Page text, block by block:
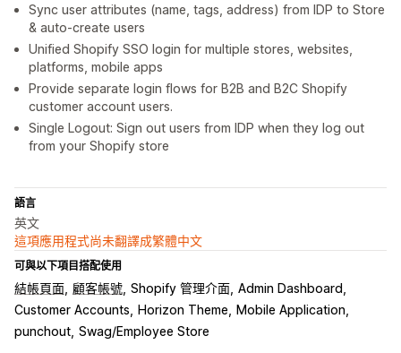
Sync user attributes (name, tags, address) from IDP to Store
& auto-create users
Unified Shopify SSO login for multiple stores, websites,
platforms, mobile apps
Provide separate login flows for B2B and B2C Shopify
customer account users.
Single Logout: Sign out users from IDP when they log out
from your Shopify store
語言
英文
這項應用程式尚未翻譯成繁體中文
可與以下項目搭配使用
結帳頁面 顧客帳號 Shopify 管理介面 Admin Dashboard
Customer Accounts
Horizon Theme
Mobile Application
punchout Swag/Employee Store